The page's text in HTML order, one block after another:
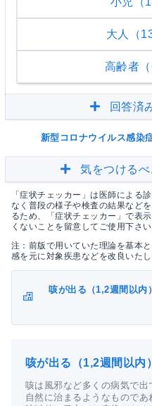
大人（
高齢者（
回答済
新型コロナウイルス感染
気をつけるべ
「症状チェッカー」は医師による
なく普段の様子や検査の結果など
るため、「症状チェッカー」で表
くないことを留意してご使用下さい
注：前版で用いていた理論を基本
感を元に対象疾患などを改良いたし
咳が出る（1,2週間以内
咳が出る（1,2週間以内
咳は風邪など多くの病気で
自然に治まるようなものであ